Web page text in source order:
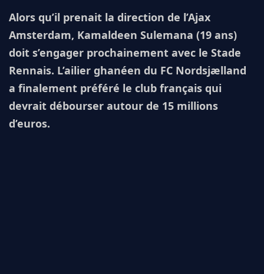
Alors qu’il prenait la direction de l’Ajax
Amsterdam, Kamaldeen Sulemana (19 ans)
doit s’engager prochainement avec le Stade
Rennais. L’ailier ghanéen du FC Nordsjælland
a finalement préféré le club français qui
devrait débourser autour de 15 millions
d’euros.